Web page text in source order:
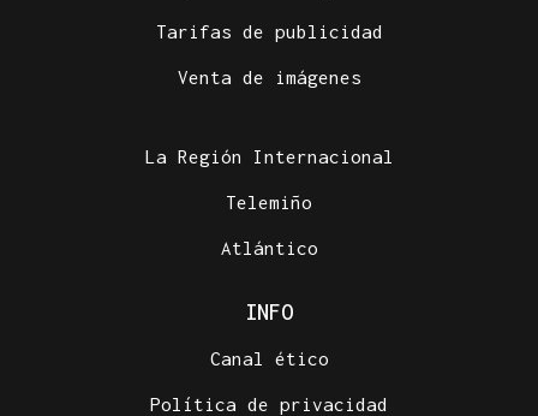
Tarifas de publicidad
Venta de imágenes
La Región Internacional
Telemiño
Atlántico
INFO
Canal ético
Política de privacidad